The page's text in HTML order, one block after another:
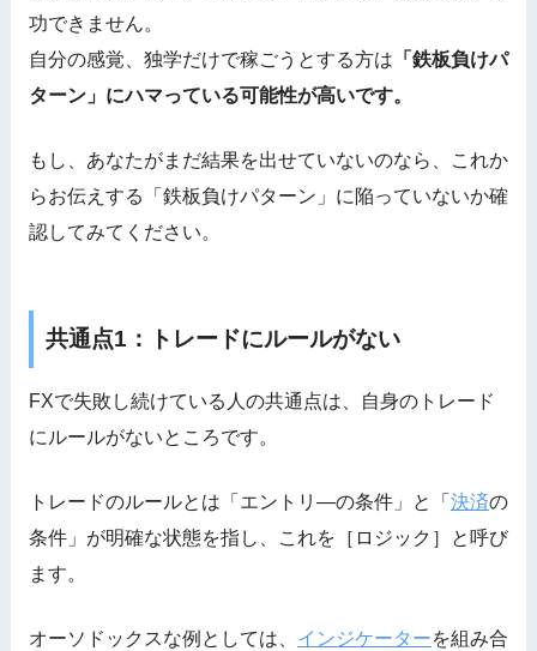
功できません。
自分の感覚、独学だけで稼ごうとする方は 「鉄板負けパ
ターン」にハマっている可能性が高いです。
もし、あなたがまだ結果を出せていないのなら、これか
らお伝えする「鉄板負けパターン」に陥っていないか確
認してみてください。
共通点1：トレードにルールがない
FXで失敗し続けている人の共通点は、自身のトレード
にルールがないところです。
トレードのルールとは「エントリ―の条件」と「 決済の
条件」が明確な状態を指し、これを［ロジック］と呼び
ます。
オーソドックスな例としては、 インジケーターを組み合